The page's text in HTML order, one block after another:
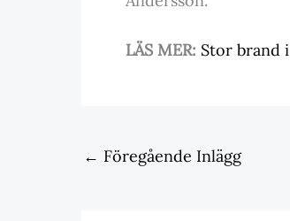
LÄS MER: Stor brand
← Föregående Inlägg